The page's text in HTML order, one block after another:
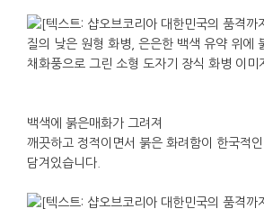
백색에 붉은매화가 그려져
깨끗하고 정적이면서 붉은 화려함이 한국적
담겨있습니다